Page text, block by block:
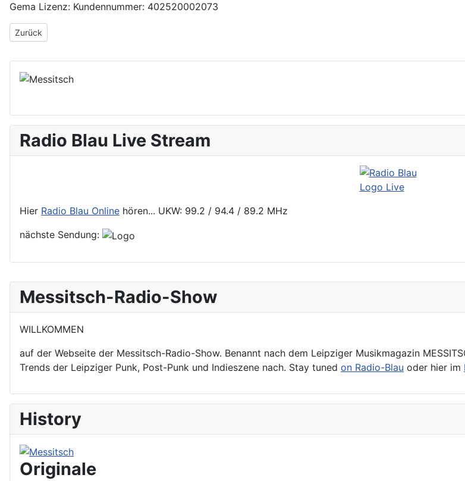
Messitsch-Radio-Show
WILLKOMMEN
auf der Webseite der Messitsch-Radio-Show. Benannt nach dem Leipziger Musikmagazin
Trends der Leipziger Punk, Post-Punk und Indieszene nach. Stay tuned on Radio-Blau oder hier im
History
Originale
Gema Lizenz: Kundennummer: 402520002073
Vorheriger Beitrag: 2. Sendung - Wutanfall
Zurück
Radio Blau Live Stream
Hier Radio Blau Online hören... UKW: 99.2 / 94.4 / 89.2 MHz
nächste Sendung: